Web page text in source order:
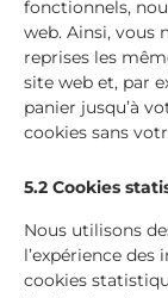
fonctionnels,
web. Ainsi, vous
reprises les
site web et, par
panier jusqu’à
cookies sans
5.2 Cookies
Nous utilisons
l’expérience
cookies